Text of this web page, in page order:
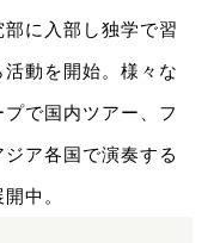
に入部し独学で習
動を開始。様々な
で国内ツアー、フ
ア各国で演奏する
中。